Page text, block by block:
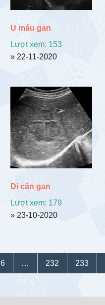
U máu gan
Lượt xem: 153
» 22-11-2020
Di căn gan
Lượt xem: 179
» 23-10-2020
6 … 232 233